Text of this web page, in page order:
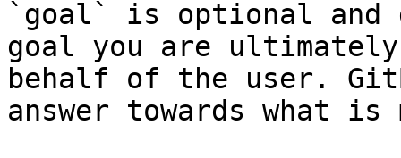
`goal` is optional and
goal you are
behalf of the user.
answer towards what